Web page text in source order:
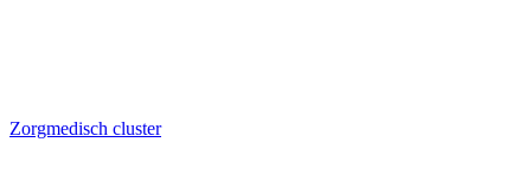
Zorgmedisch cluster